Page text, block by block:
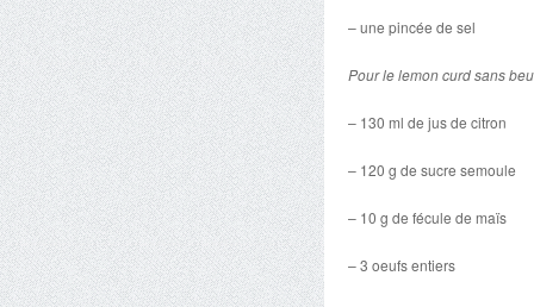
– une pincée de sel
Pour le lemon curd sans
– 130 ml de jus de citron
– 120 g de sucre semoule
– 10 g de fécule de maïs
– 3 oeufs entiers